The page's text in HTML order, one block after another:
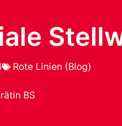
Rote Linien (Blog)
BS